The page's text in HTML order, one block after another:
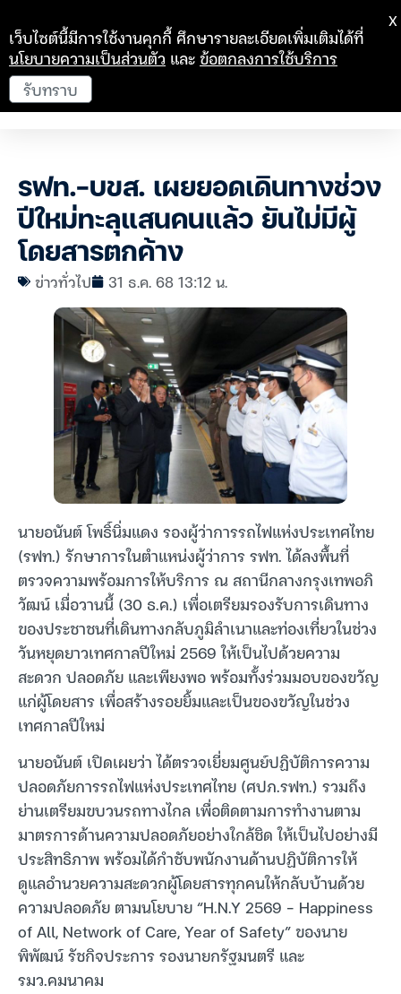
รฟท.-บขส. เผยยอดเดินทางช่วง
ปีใหม่ทะลุแสนคนแล้ว ยันไม่มีผู้
โดยสารตกค้าง
ข่าวทั่วไป 31 ธ.ค. 68 13:12 น.
นายอนันต์ โพธิ์นิ่มแดง รองผู้ว่าการรถไฟแห่งประเทศไทย
(รฟท.) รักษาการในตำแหน่งผู้ว่าการ รฟท. ได้ลงพื้นที่
ตรวจความพร้อมการให้บริการ ณ สถานีกลางกรุงเทพอภิ
วัฒน์ เมื่อวานนี้ (30 ธ.ค.) เพื่อเตรียมรองรับการเดินทาง
ของประชาชนที่เดินทางกลับภูมิลำเนาและท่องเที่ยวในช่วง
วันหยุดยาวเทศกาลปีใหม่ 2569 ให้เป็นไปด้วยความ
สะดวก ปลอดภัย และเพียงพอ พร้อมทั้งร่วมมอบของขวัญ
แก่ผู้โดยสาร เพื่อสร้างรอยยิ้มและเป็นของขวัญในช่วง
เทศกาลปีใหม่
นายอนันต์ เปิดเผยว่า ได้ตรวจเยี่ยมศูนย์ปฏิบัติการความ
ปลอดภัยการรถไฟแห่งประเทศไทย (ศปภ.รฟท.) รวมถึง
ย่านเตรียมขบวนรถทางไกล เพื่อติดตามการทำงานตาม
มาตรการด้านความปลอดภัยอย่างใกล้ชิด ให้เป็นไปอย่างมี
ประสิทธิภาพ พร้อมได้กำชับพนักงานด้านปฏิบัติการให้
ดูแลอำนวยความสะดวกผู้โดยสารทุกคนให้กลับบ้านด้วย
ความปลอดภัย ตามนโยบาย “H.N.Y 2569 – Happiness
of All, Network of Care, Year of Safety” ของนาย
พิพัฒน์ รัชกิจประการ รองนายกรัฐมนตรี และ
รมว.คมนาคม
เว็บไซต์นี้มีการใช้งานคุกกี้ ศึกษารายละเอียดเพิ่มเติมได้ที่
นโยบายความเป็นส่วนตัว และข้อตกลงการใช้บริการ
รับทราบ
X